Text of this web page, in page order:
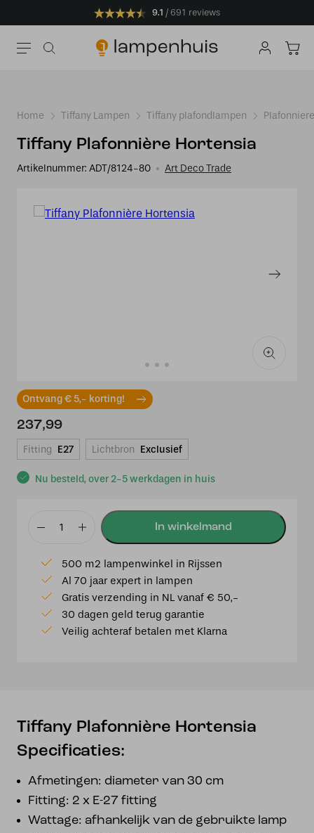
9.1 691 reviews
Home Tiffany Lampen Tiffany plafondlampen
Tiffany Plafonnière Hortensia
Artikelnummer: ADT/8124-80 Art Deco Trade
Ontvang € 5,- korting!
Nu besteld, over 2-5 werkdagen in huis
237,99
Fitting E27 Lichtbron Exclusief
Tiffany
Hortensia
aantal
500 m2 lampenwinkel in Rijssen
Al 70 jaar expert in lampen
Gratis verzending in NL vanaf € 50,-
30 dagen geld terug garantie
Veilig achteraf betalen met Klarna
Tiffany Plafonnière Hortensia
Specificaties:
Afmetingen: diameter van 30 cm
Fitting: 2 x E-27 fitting
Wattage: afhankelijk van de gebruikte lamp